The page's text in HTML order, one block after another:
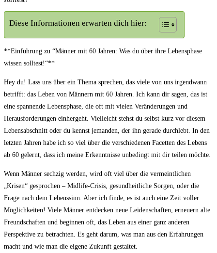
Diese Informationen erwarten dich hier:
**Einführung zu ​“Männer ‍mit 60 Jahren:‌ Was du über ihre Lebensphase
‍wissen solltest!“**
Hey du! Lass uns über ein Thema sprechen,⁣ das ⁤viele von uns irgendwann
betrifft: das Leben von Männern mit 60⁤ Jahren.‌ Ich kann⁤ dir sagen, das⁤ ist
eine spannende Lebensphase, die oft mit vielen Veränderungen und
Herausforderungen einhergeht. Vielleicht ⁢stehst du selbst kurz ⁣vor diesem
Lebensabschnitt oder du kennst jemanden, der ihn gerade durchlebt. In den
letzten Jahren habe ich so viel über die verschiedenen Facetten des⁣ Lebens
ab 60 ​gelernt,‌ dass ich⁤ meine Erkenntnisse⁣ unbedingt mit⁣ dir teilen ‌möchte.
Wenn Männer sechzig werden, wird oft viel über die vermeintlichen
„Krisen“​ gesprochen⁣ – Midlife-Crisis, gesundheitliche⁤ Sorgen, oder die⁣
Frage nach dem Lebenssinn. Aber‌ ich finde, es ist auch eine Zeit voller
Möglichkeiten! Viele Männer ‍entdecken neue Leidenschaften, erneuern alte
Freundschaften und beginnen oft, das Leben ⁣aus einer ⁢ganz⁢ anderen
Perspektive ‌zu betrachten. Es geht darum, was man aus den Erfahrungen
macht und wie man die eigene Zukunft⁤ gestaltet.